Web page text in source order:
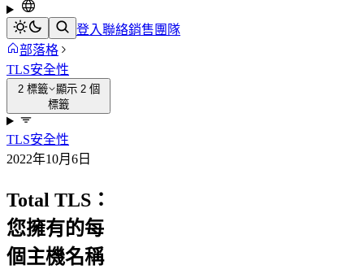
登入聯絡銷售團隊
部落格
TLS安全性
2 標籤
顯示 2 個
標籤
TLS安全性
2022年10月6日
Total TLS：
您擁有的每
個主機名稱